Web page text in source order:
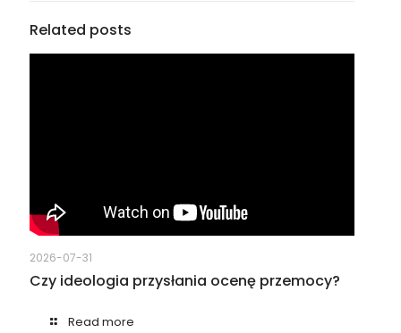
Related posts
2026-07-31
Czy ideologia przysłania ocenę przemocy?
Read more